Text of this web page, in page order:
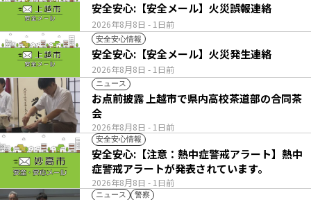
2026年8月8日 - 1日前
安全安心:【安全メール】火災誤報連絡
安全安心情報
2026年8月8日 - 1日前
安全安心:【安全メール】火災発生連絡
ニュース
2026年8月8日 - 1日前
お点前披露 上越市で県内高校茶道部の合同茶
会
安全安心情報
2026年8月8日 - 1日前
安全安心:【注意：熱中症警戒アラート】熱中
症警戒アラートが発表されています。
ニュース 警察